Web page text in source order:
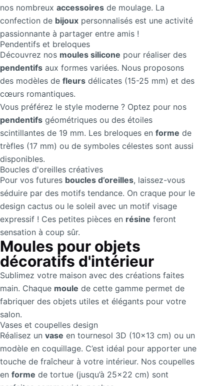
nos nombreux accessoires de moulage. La
confection de bijoux personnalisés est une activité
passionnante à partager entre amis !
Pendentifs et breloques
Découvrez nos moules silicone pour réaliser des
pendentifs aux formes variées. Nous proposons
des modèles de fleurs délicates (15-25 mm) et des
cœurs romantiques.
Vous préférez le style moderne ? Optez pour nos
pendentifs géométriques ou des étoiles
scintillantes de 19 mm. Les breloques en forme de
trèfles (17 mm) ou de symboles célestes sont aussi
disponibles.
Boucles d'oreilles créatives
Pour vos futures boucles d’oreilles, laissez-vous
séduire par des motifs tendance. On craque pour le
design cactus ou le soleil avec un motif visage
expressif ! Ces petites pièces en résine feront
sensation à coup sûr.
Moules pour objets
décoratifs d'intérieur
Sublimez votre maison avec des créations faites
main. Chaque moule de cette gamme permet de
fabriquer des objets utiles et élégants pour votre
salon.
Vases et coupelles design
Réalisez un vase en tournesol 3D (10×13 cm) ou un
modèle en coquillage. C’est idéal pour apporter une
touche de fraîcheur à votre intérieur. Nos coupelles
en forme de tortue (jusqu’à 25×22 cm) sont